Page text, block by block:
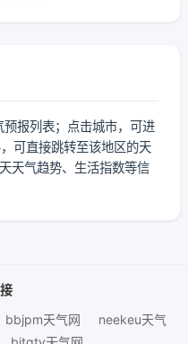
报列表；点击城市，可进
可直接跳转至该地区的天
天气趋势、生活指数等信
bbjpm天气网
neekeu天气